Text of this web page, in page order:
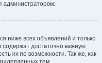
администратором.
ниже всех объявлений и только
содержат достаточно важную
их по возможности. Так же, как
тем